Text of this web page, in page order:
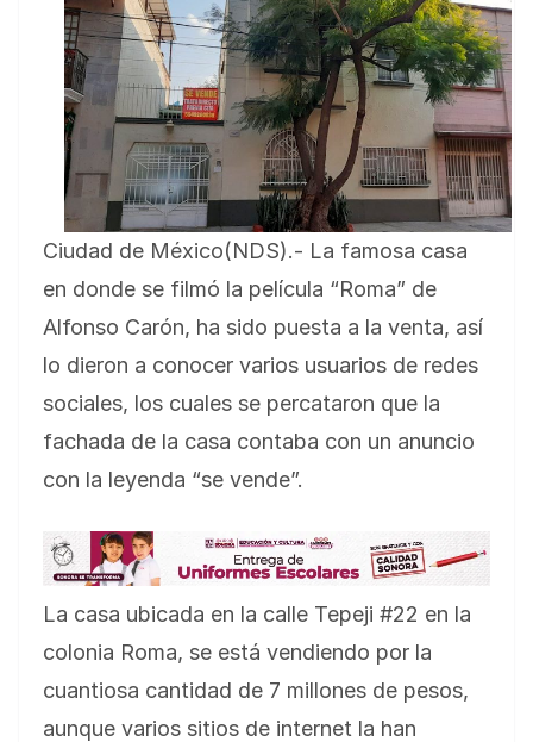
Ciudad de México(NDS).- La famosa casa
en donde se filmó la película “Roma” de
Alfonso Carón, ha sido puesta a la venta, así
lo dieron a conocer varios usuarios de redes
sociales, los cuales se percataron que la
fachada de la casa contaba con un anuncio
con la leyenda “se vende”.
La casa ubicada en la calle Tepeji #22 en la
colonia Roma, se está vendiendo por la
cuantiosa cantidad de 7 millones de pesos,
aunque varios sitios de internet la han